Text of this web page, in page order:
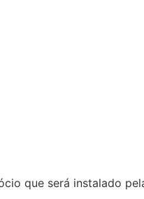
que será instalado